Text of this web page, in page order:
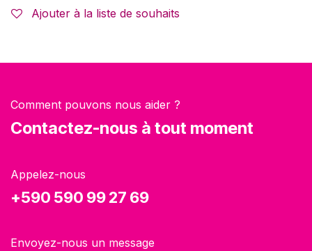
Ajouter à la liste de souhaits
Comment pouvons nous aider ?
Contactez-nous à tout moment
Appelez-nous
+590 590 99 27 69
Envoyez-nous un message